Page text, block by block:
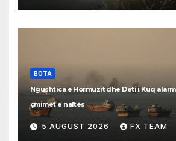
BOTA
Ngushtica e Hormuzit dhe Deti i Kuq
çmimet e naftës
5 AUGUST 2026 FX TEAM